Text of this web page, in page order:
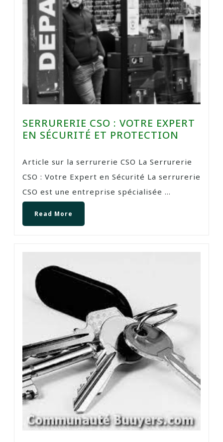
SERRURERIE CSO : VOTRE EXPERT
EN SÉCURITÉ ET PROTECTION
Article sur la serrurerie CSO La Serrurerie
CSO : Votre Expert en Sécurité La serrurerie
CSO est une entreprise spécialisée ...
Read More